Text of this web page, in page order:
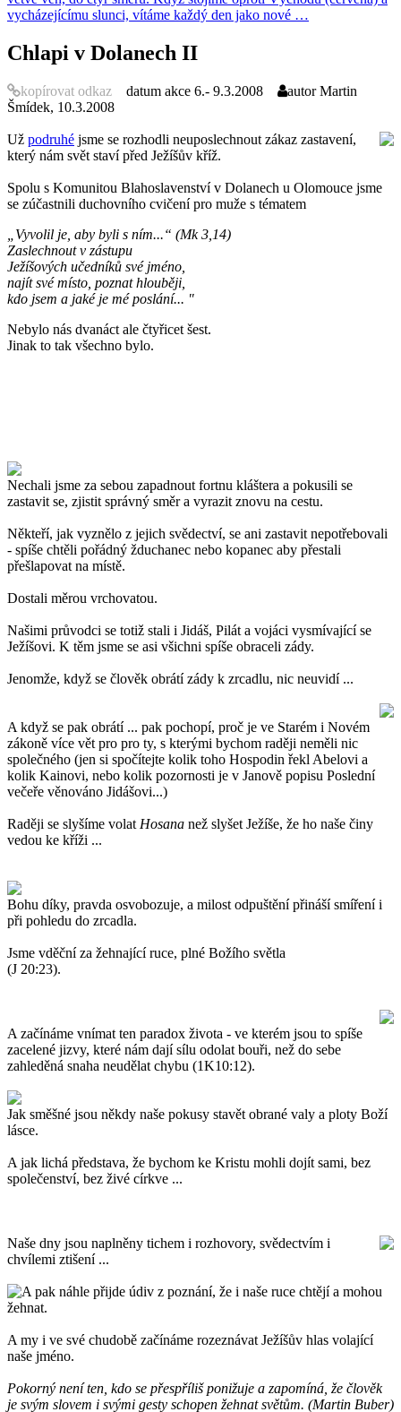
vycházejícímu slunci, vítáme každý den jako nové …
Chlapi v Dolanech II
kopírovat odkaz datum akce 6.- 9.3.2008 autorMartin
Šmídek, 10.3.2008
Už podruhé jsme se rozhodli neuposlechnout zákaz zastavení,
který nám svět staví před Ježíšův kříž.
Spolu s Komunitou Blahoslavenství v Dolanech u Olomouce jsme
se zúčastnili duchovního cvičení pro muže s tématem
„Vyvolil je, aby byli s ním...“ (Mk 3,14)
Zaslechnout v zástupu
Ježíšových učedníků své jméno,
najít své místo, poznat hlouběji,
kdo jsem a jaké je mé poslání... "
Nebylo nás dvanáct ale čtyřicet šest.
Jinak to tak všechno bylo.
Nechali jsme za sebou zapadnout fortnu kláštera a pokusili se
zastavit se, zjistit správný směr a vyrazit znovu na cestu.
Někteří, jak vyznělo z jejich svědectví, se ani zastavit nepotřebovali
- spíše chtěli pořádný žduchanec nebo kopanec aby přestali
přešlapovat na místě.
Dostali měrou vrchovatou.
Našimi průvodci se totiž stali i Jidáš, Pilát a vojáci vysmívající se
Ježíšovi. K těm jsme se asi všichni spíše obraceli zády.
Jenomže, když se člověk obrátí zády k zrcadlu, nic neuvidí ...
A když se pak obrátí ... pak pochopí, proč je ve Starém i Novém
zákoně více vět pro pro ty, s kterými bychom raději neměli nic
společného (jen si spočítejte kolik toho Hospodin řekl Abelovi a
kolik Kainovi, nebo kolik pozornosti je v Janově popisu Poslední
večeře věnováno Jidášovi...)
Raději se slyšíme volat Hosana než slyšet Ježíše, že ho naše činy
vedou ke kříži ...
Bohu díky, pravda osvobozuje, a milost odpuštění přináší smíření i
při pohledu do zrcadla.
Jsme vděční za žehnající ruce, plné Božího světla
(J 20:23).
A začínáme vnímat ten paradox života - ve kterém jsou to spíše
zacelené jizvy, které nám dají sílu odolat bouři, než do sebe
zahleděná snaha neudělat chybu (1K10:12).
Jak směšné jsou někdy naše pokusy stavět obrané valy a ploty Boží
lásce.
A jak lichá představa, že bychom ke Kristu mohli dojít sami, bez
společenství, bez živé církve ...
Naše dny jsou naplněny tichem i rozhovory, svědectvím i
chvílemi ztišení ...
A pak náhle přijde údiv z poznání, že i naše ruce chtějí a mohou
žehnat.
A my i ve své chudobě začínáme rozeznávat Ježíšův hlas volající
naše jméno.
Pokorný není ten, kdo se přespříliš ponižuje a zapomíná, že člověk
je svým slovem i svými gesty schopen žehnat světům. (Martin Buber)